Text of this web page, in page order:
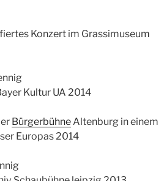
Konzert im Grassimuseum
Kultur UA 2014
BürgerbühneAltenburg in einem
Europas 2014